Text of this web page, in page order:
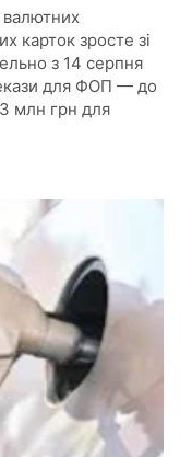
валютних
карток зросте зі
з 14 серпня
для ФОП — до
млн грн для